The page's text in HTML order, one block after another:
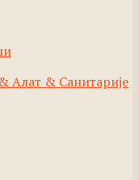
Алат & Санитарије